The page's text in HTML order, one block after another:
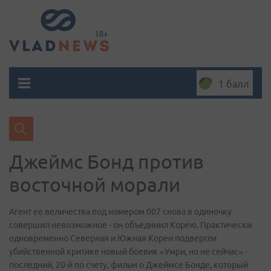
1 балл
Джеймс Бонд против
восточной морали
Агент ее величества под номером 007 снова в одиночку
совершил невозможное - он объединил Корею. Практически
одновременно Северная и Южная Кореи подвергли
убийственной критике новый боевик «Умри, но не сейчас» -
последний, 20-й по счету, фильм о Джеймсе Бонде, который